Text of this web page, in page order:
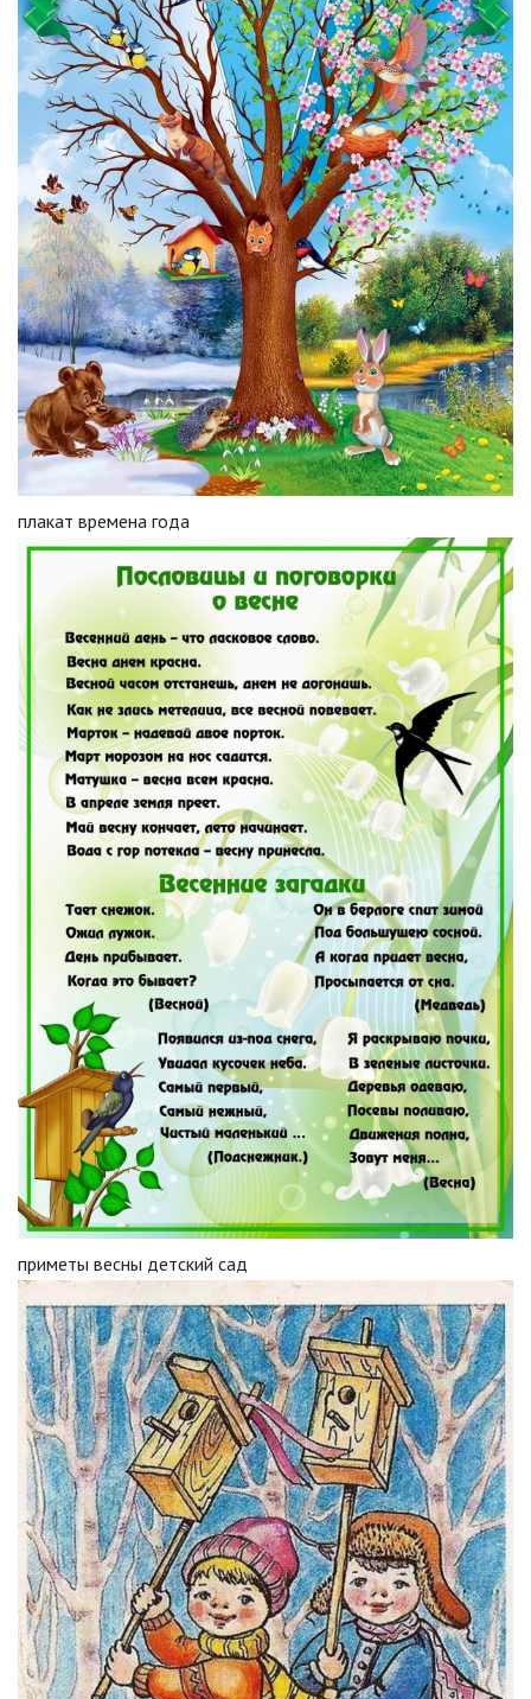
плакат времена года
приметы весны детский сад